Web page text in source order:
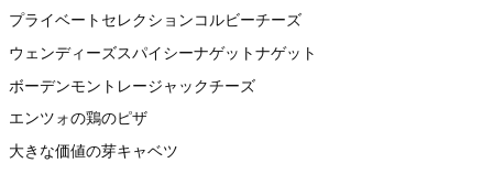
プライベートセレクションコルビーチーズ
ウェンディーズスパイシーナゲットナゲット
ボーデンモントレージャックチーズ
エンツォの鶏のピザ
大きな価値の芽キャベツ